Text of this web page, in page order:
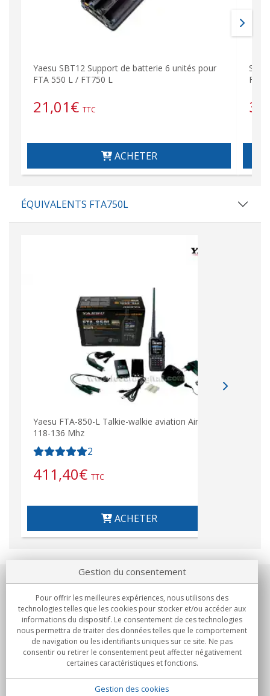
Yaesu SBT12 Support de batterie 6 unités pour
FTA 550 L / FT750 L
21,01€ TTC
ACHETER
ÉQUIVALENTS FTA750L
Yaesu FTA-850-L Talkie-walkie aviation Air Band
118-136 Mhz
2
411,40€ TTC
ACHETER
Notre société
Engagements
Achats
Gestion du consentement
Pour offrir les meilleures expériences, nous utilisons des
technologies telles que les cookies pour stocker et/ou accéder aux
informations du dispositif. Le consentement de ces technologies
nous permettra de traiter des données telles que le comportement
de navigation ou les identifiants uniques sur ce site. Ne pas
consentir ou retirer le consentement peut affecter négativement
certaines caractéristiques et fonctions.
Gestion des cookies